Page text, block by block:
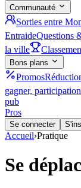
Communauté
Sorties entre
EntraideQuestions
la ville
Bons plans
Promos
gagner,
pub
Pros
Se connecter
Accueil›Pratique
Se